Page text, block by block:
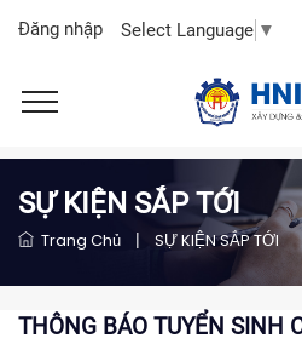
Đăng nhập Select Language ▼
SỰ KIỆN SẮP TỚI
Trang Chủ | SỰ KIỆN SẮP TỚI
THÔNG BÁO TUYỂN SINH